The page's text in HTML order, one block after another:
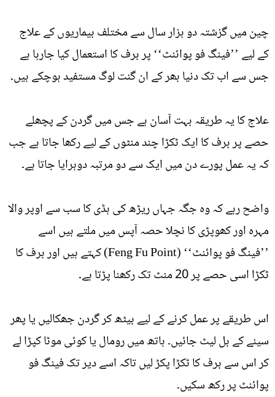
چین میں گزشتہ دو ہزار سال سے مختلف بیماریوں کے علاج
کے لیے ’’فینگ فو پوائنٹ‘‘ پر برف کا استعمال کیا جارہا ہے
جس سے اب تک دنیا بھر کے ان گنت لوگ مستفید ہوچکے ہیں۔
علاج کا یہ طریقہ بہت آسان ہے جس میں گردن کے پچھلے
حصے پر برف کا ایک ٹکڑا چند منٹوں کے لیے رکھا جاتا ہے جب
کہ یہ عمل پورے دن میں ایک سے دو مرتبہ دوہرایا جاتا ہے۔
واضح رہے کہ وہ جگہ جہاں ریڑھ کی ہڈی کا سب سے اوپر والا
مہرہ اور کھوپڑی کا نچلا حصہ آپس میں ملتے ہیں اسے
’’فینگ فو پوائنٹ‘‘ (Feng Fu Point) کہتے ہیں اور برف کا
ٹکڑا اسی حصے پر 20 منٹ تک رکھنا پڑتا ہے۔
اس طریقے پر عمل کرنے کے لیے بیٹھ کر گردن جھکالیں یا پھر
سینے کے بل لیٹ جائیں۔ ہاتھ میں رومال یا کوئی موٹا کپڑا لے
کر اس سے برف کا ٹکڑا پکڑ لیں تاکہ اسے دیر تک فینگ فو
پوائنٹ پر رکھ سکیں۔